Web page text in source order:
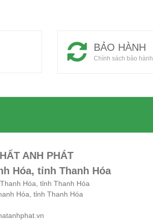
BẢO HÀNH
Chính sách bảo hành
ANH PHÁT
Hóa, tỉnh Thanh Hóa
Hóa, tỉnh Thanh Hóa
Hóa, tỉnh Thanh Hóa